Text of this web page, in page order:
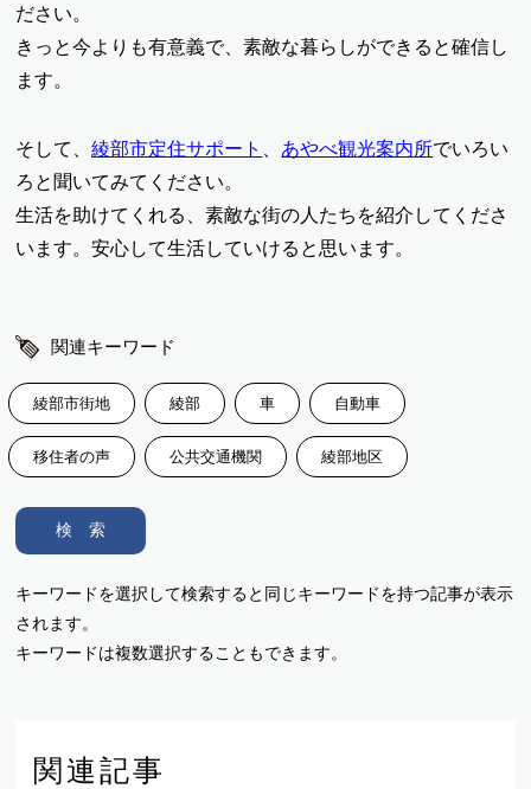
ださい。
きっと今よりも有意義で、素敵な暮らしができると確信し
ます。
そして、綾部市定住サポート 、 あやべ観光案内所でいろい
ろと聞いてみてください。
生活を助けてくれる、素敵な街の人たちを紹介してくださ
います。安心して生活していけると思います。
関連キーワード
綾部市街地 綾部 車 自動車
移住者の声 公共交通機関 綾部地区
キーワードを選択して検索すると同じキーワードを持つ記事が表示
されます。
キーワードは複数選択することもできます。
検 索
関連記事